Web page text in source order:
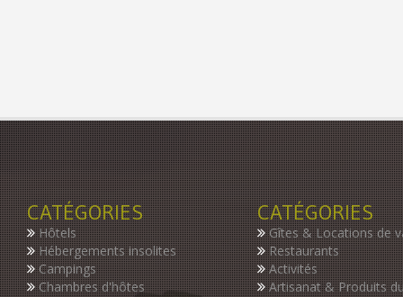
CATÉGORIES
Hôtels
Hébergements insolites
Campings
Chambres d'hôtes
CATÉGORIES
Gîtes & Locations de
Restaurants
Activités
Artisanat & Produits